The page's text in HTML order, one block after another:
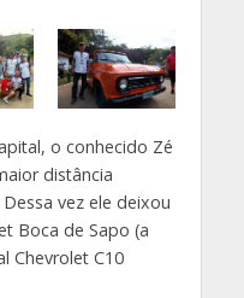
o conhecido Zé
distância
vez ele deixou
Boca de Sapo (a
Chevrolet C10